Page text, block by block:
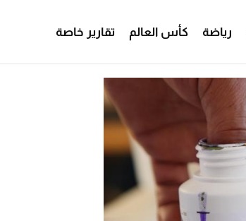
رياضة كأس العالم تقارير خاصة